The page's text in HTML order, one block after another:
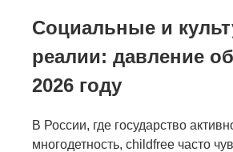
Социальные и
реалии: давление
2026 году
В России, где государство
многодетность, childfree часто